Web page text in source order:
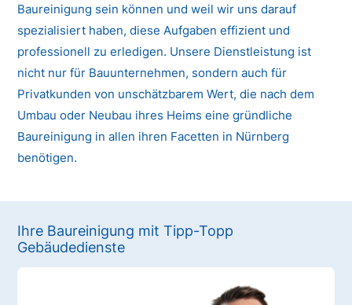
Baureinigung sein können und weil wir uns darauf
spezialisiert haben, diese Aufgaben effizient und
professionell zu erledigen. Unsere Dienstleistung ist
nicht nur für Bauunternehmen, sondern auch für
Privatkunden von unschätzbarem Wert, die nach dem
Umbau oder Neubau ihres Heims eine gründliche
Baureinigung in allen ihren Facetten in Nürnberg
benötigen.
Ihre Baureinigung mit Tipp-Topp
Gebäudedienste